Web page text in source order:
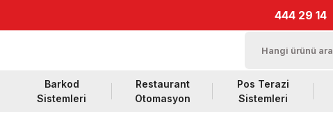
444 29 14
Barkod
Sistemleri
Restaurant
Otomasyon
Pos Terazi
Sistemleri